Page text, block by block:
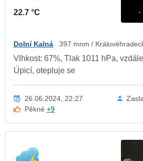
22.7 °C
Dolní Kalná 397 mnm /
Vlhkost: 67%, Tlak 1011 hPa,
Úpicí, otepluje se
26.06.2024, 22:27
Pěkné+9